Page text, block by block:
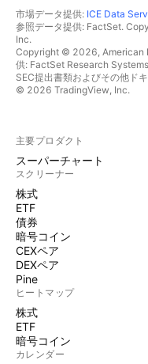
市場データ提供: ICE Data
参照データ提供: FactSet.
Inc.
Copyright © 2026, American
供: FactSet Research
SEC提出書類およびその他ド
© 2026 TradingView, Inc.
主要プロダクト
スーパーチャート
スクリーナー
株式
ETF
債券
暗号コイン
CEXペア
DEXペア
Pine
ヒートマップ
株式
ETF
暗号コイン
カレンダー